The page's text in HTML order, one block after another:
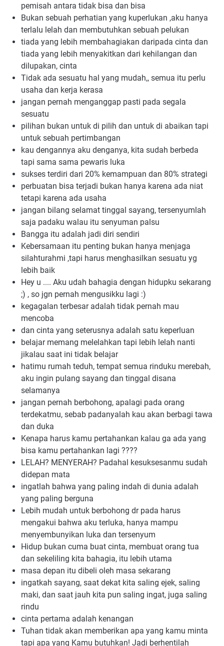
pemisah antara tidak bisa dan bisa
Bukan sebuah perhatian yang kuperlukan ,aku hanya
terlalu lelah dan membutuhkan sebuah pelukan
tiada yang lebih membahagiakan daripada cinta dan
tiada yang lebih menyakitkan dari kehilangan dan
dilupakan, cinta
Tidak ada sesuatu hal yang mudah,, semua itu perlu
usaha dan kerja kerasa
jangan pernah menganggap pasti pada segala
sesuatu
pilihan bukan untuk di pilih dan untuk di abaikan tapi
untuk sebuah pertimbangan
kau dengannya aku denganya, kita sudah berbeda
tapi sama sama pewaris luka
sukses terdiri dari 20% kemampuan dan 80% strategi
perbuatan bisa terjadi bukan hanya karena ada niat
tetapi karena ada usaha
jangan bilang selamat tinggal sayang, tersenyumlah
saja padaku walau itu senyuman palsu
Bangga itu adalah jadi diri sendiri
Kebersamaan itu penting bukan hanya menjaga
silahturahmi ,tapi harus menghasilkan sesuatu yg
lebih baik
Hey u .... Aku udah bahagia dengan hidupku sekarang
;) , so jgn pernah mengusikku lagi :)
kegagalan terbesar adalah tidak pernah mau
mencoba
dan cinta yang seterusnya adalah satu keperluan
belajar memang melelahkan tapi lebih lelah nanti
jikalau saat ini tidak belajar
hatimu rumah teduh, tempat semua rinduku merebah,
aku ingin pulang sayang dan tinggal disana
selamanya
jangan pernah berbohong, apalagi pada orang
terdekatmu, sebab padanyalah kau akan berbagi tawa
dan duka
Kenapa harus kamu pertahankan kalau ga ada yang
bisa kamu pertahankan lagi ????
LELAH? MENYERAH? Padahal kesuksesanmu sudah
didepan mata
ingatlah bahwa yang paling indah di dunia adalah
yang paling berguna
Lebih mudah untuk berbohong dr pada harus
mengakui bahwa aku terluka, hanya mampu
menyembunyikan luka dan tersenyum
Hidup bukan cuma buat cinta, membuat orang tua
dan sekeliling kita bahagia, itu lebih utama
masa depan itu dibeli oleh masa sekarang
ingatkah sayang, saat dekat kita saling ejek, saling
maki, dan saat jauh kita pun saling ingat, juga saling
rindu
cinta pertama adalah kenangan
Tuhan tidak akan memberikan apa yang kamu minta
tapi apa yang Kamu butuhkan! Jadi berhentilah